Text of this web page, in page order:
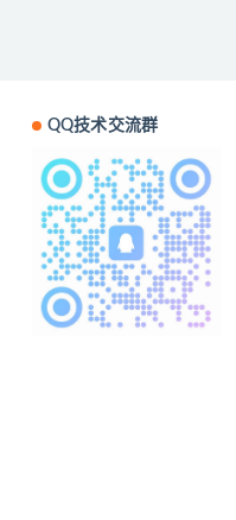
QQ技术交流群